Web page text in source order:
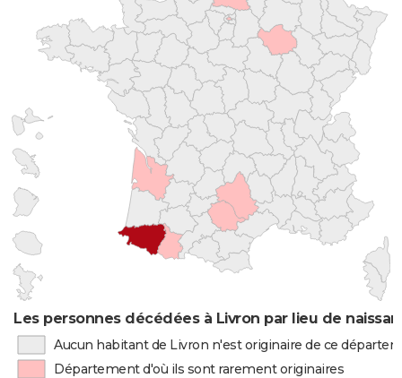
Les personnes décédées à Livron par lieu de
Aucun habitant de Livron n'est originaire de ce
Département d'où ils sont rarement originaires